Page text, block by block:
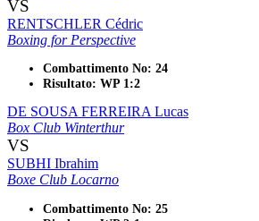
VS
RENTSCHLER Cédric
Boxing for Perspective
Combattimento No: 24
Risultato: WP 1:2
DE SOUSA FERREIRA Lucas
Box Club Winterthur
VS
SUBHI Ibrahim
Boxe Club Locarno
Combattimento No: 25